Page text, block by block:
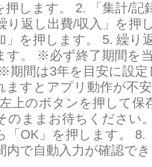
押します。 2. 「集計/記
り返し出費/収入」を押
」を押します。 5. 繰り
す。 ※必ず終了期間を
期間は3年を目安に設
ますとアプリ動作が不
上のボタンを押して保
のままお待ちください
「OK」を押します。 8.
内で自動入力が確認で